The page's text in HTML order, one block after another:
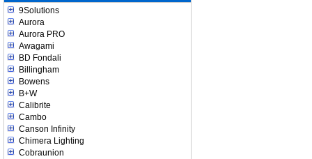
9Solutions
Aurora
Aurora PRO
Awagami
BD Fondali
Billingham
Bowens
B+W
Calibrite
Cambo
Canson Infinity
Chimera Lighting
Cobraunion